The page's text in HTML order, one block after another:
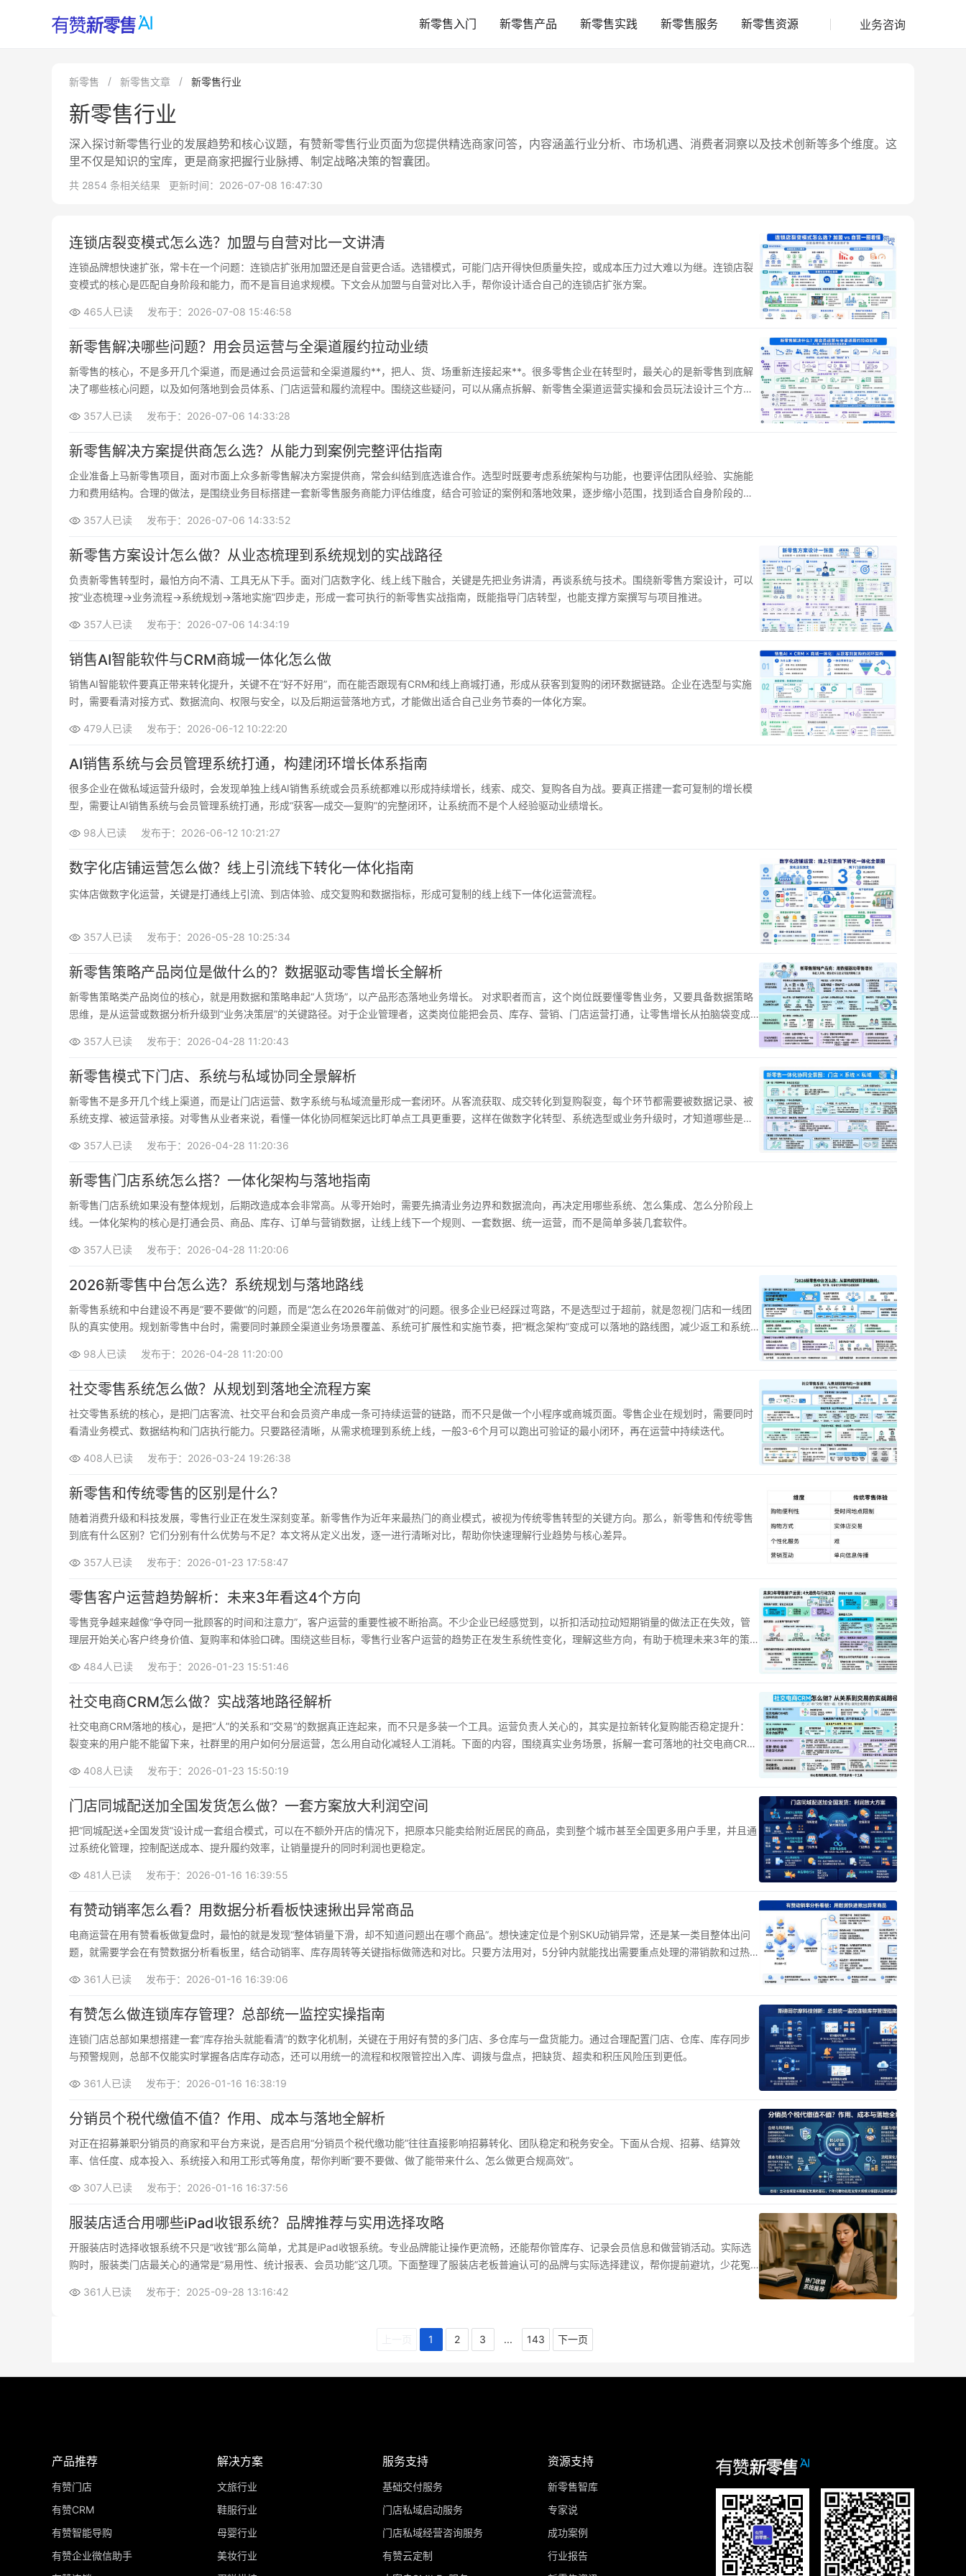
新零售入门 新零售产品 新零售实践 新零售服务 新零售资源 业务咨询
新零售 新零售文章 新零售行业
新零售行业
深入探讨新零售行业的发展趋势和核心议题，有赞新零售行业页面为您提供精选商家问答，内容涵盖行业分析、市场机遇、消费者洞察以及技术创新等多个维度。这
里不仅是知识的宝库，更是商家把握行业脉搏、制定战略决策的智囊团。
共 2854 条相关结果 更新时间：2026-07-08 16:47:30
连锁店裂变模式怎么选？加盟与自营对比一文讲清
连锁品牌想快速扩张，常卡在一个问题：连锁店扩张用加盟还是自营更合适。选错模式，可能门店开得快但质量失控，或成本压力过大难以为继。连锁店裂
变模式的核心是匹配自身阶段和能力，而不是盲目追求规模。下文会从加盟与自营对比入手，帮你设计适合自己的连锁店扩张方案。
465人已读 发布于：2026-07-08 15:46:58
新零售解决哪些问题？用会员运营与全渠道履约拉动业绩
新零售的核心，不是多开几个渠道，而是通过会员运营和全渠道履约**，把人、货、场重新连接起来**。很多零售企业在转型时，最关心的是新零售到底解
决了哪些核心问题，以及如何落地到会员体系、门店运营和履约流程中。围绕这些疑问，可以从痛点拆解、新零售全渠道运营实操和会员玩法设计三个方向
357人已读
发布于：2026-07-06 14:33:28
新零售解决方案提供商怎么选？从能力到案例完整评估指南
企业准备上马新零售项目，面对市面上众多新零售解决方案提供商，常会纠结到底选谁合作。选型时既要考虑系统架构与功能，也要评估团队经验、实施能
力和费用结构。合理的做法，是围绕业务目标搭建一套新零售服务商能力评估维度，结合可验证的案例和落地效果，逐步缩小范围，找到适合自身阶段的新
357人已读
发布于：2026-07-06 14:33:52
新零售方案设计怎么做？从业态梳理到系统规划的实战路径
负责新零售转型时，最怕方向不清、工具无从下手。面对门店数字化、线上线下融合，关键是先把业务讲清，再谈系统与技术。围绕新零售方案设计，可以
按“业态梳理→业务流程→系统规划→落地实施”四步走，形成一套可执行的新零售实战指南，既能指导门店转型，也能支撑方案撰写与项目推进。
357人已读 发布于：2026-07-06 14:34:19
销售AI智能软件与CRM商城一体化怎么做
销售AI智能软件要真正带来转化提升，关键不在“好不好用”，而在能否跟现有CRM和线上商城打通，形成从获客到复购的闭环数据链路。企业在选型与实施
时，需要看清对接方式、数据流向、权限与安全，以及后期运营落地方式，才能做出适合自己业务节奏的一体化方案。
479人已读 发布于：2026-06-12 10:22:20
AI销售系统与会员管理系统打通，构建闭环增长体系指南
很多企业在做私域运营升级时，会发现单独上线AI销售系统或会员系统都难以形成持续增长，线索、成交、复购各自为战。要真正搭建一套可复制的增长模
型，需要让AI销售系统与会员管理系统打通，形成“获客—成交—复购”的完整闭环，让系统而不是个人经验驱动业绩增长。
98人已读 发布于：2026-06-12 10:21:27
数字化店铺运营怎么做？线上引流线下转化一体化指南
实体店做数字化运营，关键是打通线上引流、到店体验、成交复购和数据指标，形成可复制的线上线下一体化运营流程。
357人已读 发布于：2026-05-28 10:25:34
新零售策略产品岗位是做什么的？数据驱动零售增长全解析
新零售策略类产品岗位的核心，就是用数据和策略串起“人货场”，以产品形态落地业务增长。 对求职者而言，这个岗位既要懂零售业务，又要具备数据策略
思维，是从运营或数据分析升级到“业务决策层”的关键路径。对于企业管理者，这类岗位能把会员、库存、营销、门店运营打通，让零售增长从拍脑袋变成
357人已读
发布于：2026-04-28 11:20:43
新零售模式下门店、系统与私域协同全景解析
新零售不是多开几个线上渠道，而是让门店运营、数字系统与私域流量形成一套闭环。从客流获取、成交转化到复购裂变，每个环节都需要被数据记录、被
系统支撑、被运营承接。对零售从业者来说，看懂一体化协同框架远比盯单点工具更重要，这样在做数字化转型、系统选型或业务升级时，才知道哪些是基
357人已读
发布于：2026-04-28 11:20:36
新零售门店系统怎么搭？一体化架构与落地指南
新零售门店系统如果没有整体规划，后期改造成本会非常高。从零开始时，需要先搞清业务边界和数据流向，再决定用哪些系统、怎么集成、怎么分阶段上
线。一体化架构的核心是打通会员、商品、库存、订单与营销数据，让线上线下一个规则、一套数据、统一运营，而不是简单多装几套软件。
357人已读 发布于：2026-04-28 11:20:06
2026新零售中台怎么选？系统规划与落地路线
新零售系统和中台建设不再是“要不要做”的问题，而是“怎么在2026年前做对”的问题。很多企业已经踩过弯路，不是选型过于超前，就是忽视门店和一线团
队的真实使用。规划新零售中台时，需要同时兼顾全渠道业务场景覆盖、系统可扩展性和实施节奏，把“概念架构”变成可以落地的路线图，减少返工和系统
98人已读
发布于：2026-04-28 11:20:00
社交零售系统怎么做？从规划到落地全流程方案
社交零售系统的核心，是把门店客流、社交平台和会员资产串成一条可持续运营的链路，而不只是做一个小程序或商城页面。零售企业在规划时，需要同时
看清业务模式、数据结构和门店执行能力。只要路径清晰，从需求梳理到系统上线，一般3-6个月可以跑出可验证的最小闭环，再在运营中持续迭代。
408人已读 发布于：2026-03-24 19:26:38
新零售和传统零售的区别是什么？
随着消费升级和科技发展，零售行业正在发生深刻变革。新零售作为近年来最热门的商业模式，被视为传统零售转型的关键方向。那么，新零售和传统零售
到底有什么区别？它们分别有什么优势与不足？本文将从定义出发，逐一进行清晰对比，帮助你快速理解行业趋势与核心差异。
357人已读 发布于：2026-01-23 17:58:47
零售客户运营趋势解析：未来3年看这4个方向
零售竞争越来越像“争夺同一批顾客的时间和注意力”，客户运营的重要性被不断抬高。不少企业已经感觉到，以折扣活动拉动短期销量的做法正在失效，管
理层开始关心客户终身价值、复购率和体验口碑。围绕这些目标，零售行业客户运营的趋势正在发生系统性变化，理解这些方向，有助于梳理未来3年的策
484人已读
发布于：2026-01-23 15:51:46
社交电商CRM怎么做？实战落地路径解析
社交电商CRM落地的核心，是把“人”的关系和“交易”的数据真正连起来，而不只是多装一个工具。运营负责人关心的，其实是拉新转化复购能否稳定提升：
裂变来的用户能不能留下来，社群里的用户如何分层运营，怎么用自动化减轻人工消耗。下面的内容，围绕真实业务场景，拆解一套可落地的社交电商CRM
408人已读
发布于：2026-01-23 15:50:19
门店同城配送加全国发货怎么做？一套方案放大利润空间
把“同城配送+全国发货”设计成一套组合模式，可以在不额外开店的情况下，把原本只能卖给附近居民的商品，卖到整个城市甚至全国更多用户手里，并且通
过系统化管理，控制配送成本、提升履约效率，让销量提升的同时利润也更稳定。
481人已读 发布于：2026-01-16 16:39:55
有赞动销率怎么看？用数据分析看板快速揪出异常商品
电商运营在用有赞看板做复盘时，最怕的就是发现“整体销量下滑，却不知道问题出在哪个商品”。想快速定位是个别SKU动销异常，还是某一类目整体出问
题，就需要学会在有赞数据分析看板里，结合动销率、库存周转等关键指标做筛选和对比。只要方法用对，5分钟内就能找出需要重点处理的滞销款和过热
361人已读
发布于：2026-01-16 16:39:06
有赞怎么做连锁库存管理？总部统一监控实操指南
连锁门店总部如果想搭建一套“库存抬头就能看清”的数字化机制，关键在于用好有赞的多门店、多仓库与一盘货能力。通过合理配置门店、仓库、库存同步
与预警规则，总部不仅能实时掌握各店库存动态，还可以用统一的流程和权限管控出入库、调拨与盘点，把缺货、超卖和积压风险压到更低。
361人已读 发布于：2026-01-16 16:38:19
分销员个税代缴值不值？作用、成本与落地全解析
对正在招募兼职分销员的商家和平台方来说，是否启用“分销员个税代缴功能”往往直接影响招募转化、团队稳定和税务安全。下面从合规、招募、结算效
率、信任度、成本投入、系统接入和用工形式等角度，帮你判断“要不要做、做了能带来什么、怎么做更合规高效”。
307人已读 发布于：2026-01-16 16:37:56
服装店适合用哪些iPad收银系统？品牌推荐与实用选择攻略
开服装店时选择收银系统不只是“收钱”那么简单，尤其是iPad收银系统。专业品牌能让操作更流畅，还能帮你管库存、记录会员信息和做营销活动。实际选
购时，服装类门店最关心的通常是“易用性、统计报表、会员功能”这几项。下面整理了服装店老板普遍认可的品牌与实际选择建议，帮你提前避坑，少花冤
361人已读
发布于：2025-09-28 13:16:42
1 2 3 ... 143 下一页
产品推荐
有赞门店
有赞CRM
有赞智能导购
有赞企业微信助手
解决方案
文旅行业
鞋服行业
母婴行业
美妆行业
服务支持
基础交付服务
门店私域启动服务
门店私域经营咨询服务
有赞云定制
资源支持
新零售智库
专家说
成功案例
行业报告